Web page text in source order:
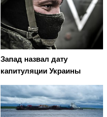
Запад назвал дату
капитуляции Украины